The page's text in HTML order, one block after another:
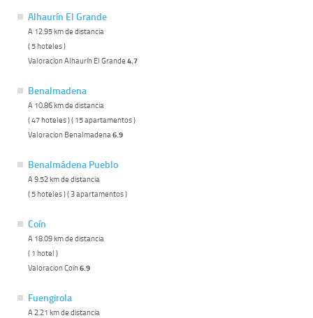
Alhaurín El Grande
A 12.95 km de distancia
( 5 hoteles )
Valoracion Alhaurín El Grande 4.7
Benalmadena
A 10.86 km de distancia
( 47 hoteles ) ( 15 apartamentos )
Valoracion Benalmadena 6.9
Benalmádena Pueblo
A 9.52 km de distancia
( 5 hoteles ) ( 3 apartamentos )
Coín
A 18.09 km de distancia
( 1 hotel )
Valoracion Coín6.9
Fuengirola
A 2.21 km de distancia